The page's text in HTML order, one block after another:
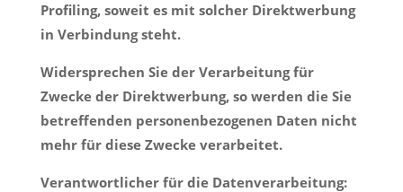
Profiling, soweit es mit solcher Direktwerbung
in Verbindung steht.
Widersprechen Sie der Verarbeitung für
Zwecke der Direktwerbung, so werden die Sie
betreffenden personenbezogenen Daten nicht
mehr für diese Zwecke verarbeitet.
Verantwortlicher für die Datenverarbeitung: